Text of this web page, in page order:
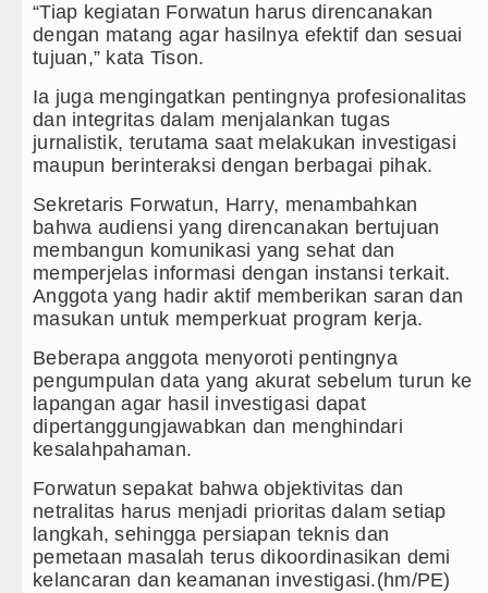
Tinjau Rehabilitasi 3 RTLH di Medan Tuntungan,
Toba Gelar Lomba Inovasi Perangkat Daerah
Medan Dikukuhkan Jadi Duta Penggerak Ayah
Pengidap HIV/AIDS di Jawa Barat Sebagai Gay
Real Betis pada Laga Persahabatan di
“Tiap kegiatan Forwatun harus direncanakan
dengan matang agar hasilnya efektif dan sesuai
tujuan,” kata Tison.
Ia juga mengingatkan pentingnya profesionalitas
dan integritas dalam menjalankan tugas
jurnalistik, terutama saat melakukan investigasi
maupun berinteraksi dengan berbagai pihak.
Sekretaris Forwatun, Harry, menambahkan
bahwa audiensi yang direncanakan bertujuan
membangun komunikasi yang sehat dan
memperjelas informasi dengan instansi terkait.
Anggota yang hadir aktif memberikan saran dan
masukan untuk memperkuat program kerja.
Beberapa anggota menyoroti pentingnya
pengumpulan data yang akurat sebelum turun ke
lapangan agar hasil investigasi dapat
dipertanggungjawabkan dan menghindari
kesalahpahaman.
Forwatun sepakat bahwa objektivitas dan
netralitas harus menjadi prioritas dalam setiap
langkah, sehingga persiapan teknis dan
pemetaan masalah terus dikoordinasikan demi
kelancaran dan keamanan investigasi.(hm/PE)